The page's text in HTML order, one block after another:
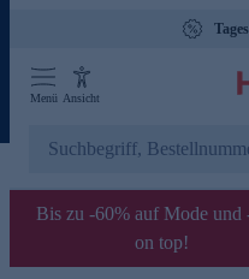
Menü Ansicht
Bis zu -60% auf Mode und
on top!